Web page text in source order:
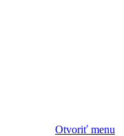
Otvoriť menu